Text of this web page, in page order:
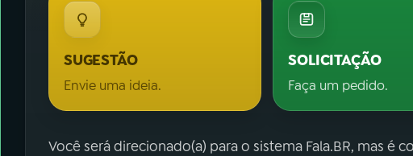
SUGESTÃO
Envie uma ideia.
SOLICITAÇÃO
Faça um pedido.
Você será direcionado(a) para o sistema Fala.BR, mas é